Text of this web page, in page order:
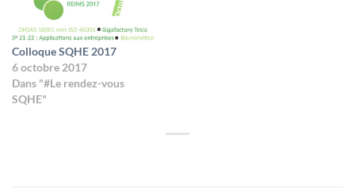
Colloque SQHE 2017
6 octobre 2017
Dans "#Le rendez-vous
SQHE"